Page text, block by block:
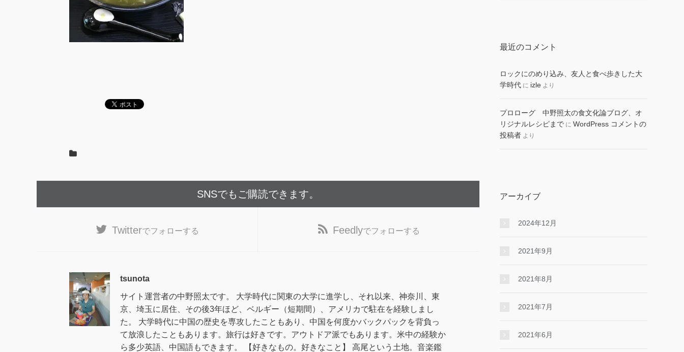
SNSでもご購読できます。
Twitterでフォローする Feedlyでフォローする
tsunota
サイト運営者の中野照太です。 大学時代に関東の大学に進学し、それ以来、神奈川、東
京、埼玉に居住、その後3年ほど、ベルギー（短期間）、アメリカで駐在を経験しまし
た。 大学時代に中国の歴史を専攻したこともあり、中国を何度かバックパックを背負っ
て放浪したこともあります。旅行は好きです。アウトドア派でもあります。米中の経験か
ら多少英語、中国語もできます。 【好きなもの。好きなこと】 高尾という土地。音楽鑑
最近のコメント
ロックにのめり込み、友人と食べ歩きした大
学時代 に izle より
プロローグ 中野照太の食文化論ブログ、オ
リジナルレシピまで に WordPress コメントの
投稿者 より
アーカイブ
2024年12月
2021年9月
2021年8月
2021年7月
2021年6月